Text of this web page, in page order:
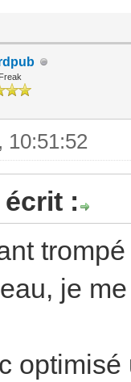
font-
card
10:51:52
écrit :
je